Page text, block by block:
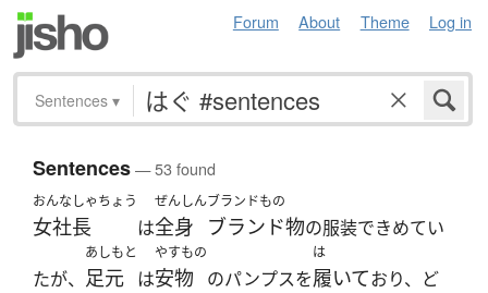
Forum About Theme Log in
Sentences ▾
Sentences— 53 found
おんなしゃちょう
女社長 は
ぜんしん
全身
ブランドもの
ブランド物の服装できめてい
たが、
あしもと
足元 は
やすもの
安物 のパンプスを
は
履いており、ど